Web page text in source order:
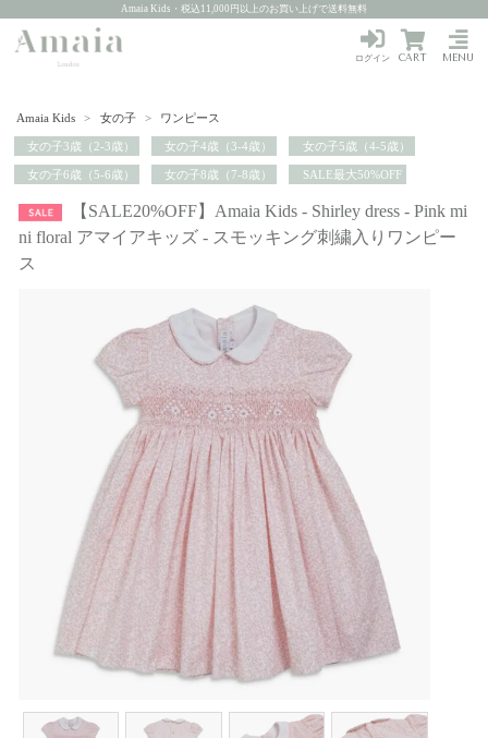
Amaia Kids・税込11,000円以上のお買い上げで送料無料
MENU
ログイン CART
Amaia Kids > 女の子 > ワンピース
女の子3歳（2-3歳） 女の子4歳（3-4歳） 女の子5歳（4-5歳）
女の子6歳（5-6歳） 女の子8歳（7-8歳） SALE最大50%OFF
【SALE20%OFF】Amaia Kids - Shirley dress - Pink mi
ni floral アマイアキッズ - スモッキング刺繍入りワンピー
ス